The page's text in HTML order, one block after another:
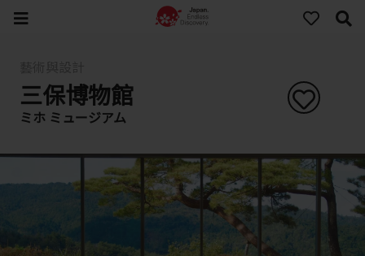
三保博物館
ミホ ミュージアム